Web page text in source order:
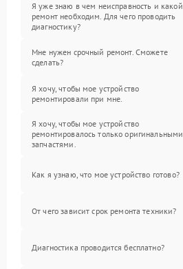
Я уже знаю в чем неисправность и какой
ремонт необходим. Для чего проводить
диагностику?
Мне нужен срочный ремонт. Сможете
сделать?
Я хочу, чтобы мое устройство
ремонтировали при мне.
Я хочу, чтобы мое устройство
ремонтировалось только оригинальными
запчастями.
Как я узнаю, что мое устройство готово?
От чего зависит срок ремонта техники?
Диагностика проводится бесплатно?